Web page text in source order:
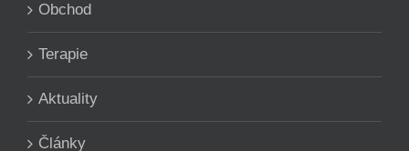
Obchod
Terapie
Aktuality
Články